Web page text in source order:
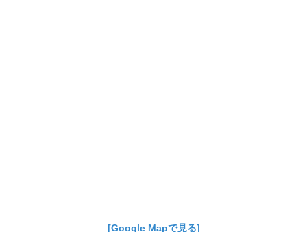
[Google Mapで見る]